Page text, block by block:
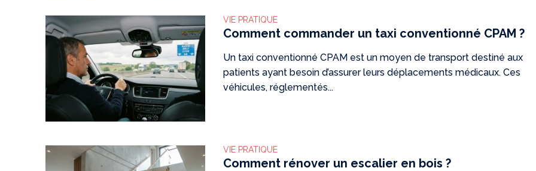
VIE PRATIQUE
Comment commander un taxi conventionné CPAM ?
Un taxi conventionné CPAM est un moyen de transport destiné aux
patients ayant besoin d’assurer leurs déplacements médicaux. Ces
véhicules, réglementés...
VIE PRATIQUE
Comment rénover un escalier en bois ?